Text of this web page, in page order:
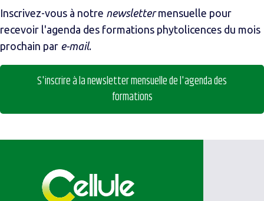
Inscrivez-vous à notre newslettermensuelle pour
recevoir l'agenda des formations phytolicences du mois
prochain par e-mail.
S'inscrire à la newsletter mensuelle de l'agenda des
formations